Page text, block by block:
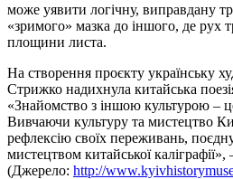
може уявити логічну, виправдану
«зримого» мазка до іншого, де рух
площини листа.
На створення проєкту українську
Стрижко надихнула китайська
«Знайомство з іншою культурою –
Вивчаючи культуру та мистецтво
рефлексію своїх переживань,
мистецтвом китайської
(Джерело: http://